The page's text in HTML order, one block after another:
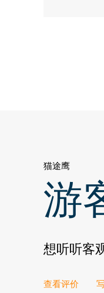
猫途鹰
游
想听听客
查看评价